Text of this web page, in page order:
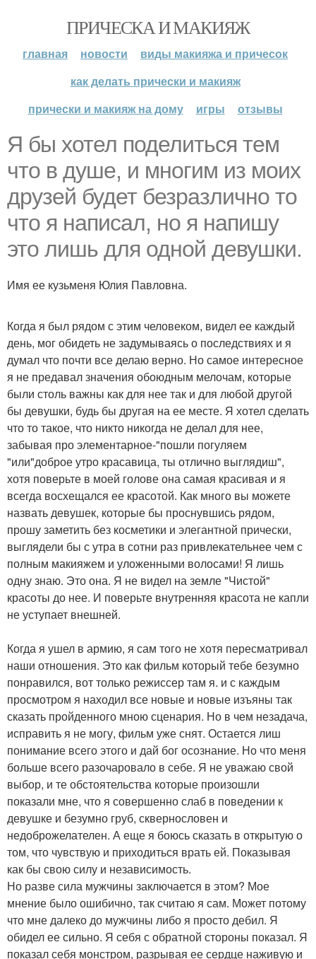
ПРИЧЕСКА И МАКИЯЖ
главная новости
виды макияжа и причесок
как делать прически и макияж
прически и макияж на дому
игры отзывы
Я бы хотел поделиться тем
что в душе, и многим из моих
друзей будет безразлично то
что я написал, но я напишу
это лишь для одной девушки.
Имя ее кузьменя Юлия Павловна.
Когда я был рядом с этим человеком, видел ее каждый
день, мог обидеть не задумываясь о последствиях и я
думал что почти все делаю верно. Но самое интересное
я не предавал значения обоюдным мелочам, которые
были столь важны как для нее так и для любой другой
бы девушки, будь бы другая на ее месте. Я хотел сделать
что то такое, что никто никогда не делал для нее,
забывая про элементарное-"пошли погуляем
"или"доброе утро красавица, ты отлично выглядиш",
хотя поверьте в моей голове она самая красивая и я
всегда восхещался ее красотой. Как много вы можете
назвать девушек, которые бы проснувшись рядом,
прошу заметить без косметики и элегантной прически,
выглядели бы с утра в сотни раз привлекательнее чем с
полным макияжем и уложенными волосами! Я лишь
одну знаю. Это она. Я не видел на земле "Чистой"
красоты до нее. И поверьте внутренняя красота не капли
не уступает внешней.
Когда я ушел в армию, я сам того не хотя пересматривал
наши отношения. Это как фильм который тебе безумно
понравился, вот только режиссер там я. и с каждым
просмотром я находил все новые и новые изъяны так
сказать пройденного мною сценария. Но в чем незадача,
исправить я не могу, фильм уже снят. Остается лиш
понимание всего этого и дай бог осознание. Но что меня
больше всего разочаровало в себе. Я не уважаю свой
выбор, и те обстоятельства которые произошли
показали мне, что я совершенно слаб в поведении к
девушке и безумно груб, сквернословен и
недоброжелателен. А еще я боюсь сказать в открытую о
том, что чувствую и приходиться врать ей. Показывая
как бы свою силу и независимость.
Но разве сила мужчины заключается в этом? Мое
мнение было ошибично, так считаю я сам. Может потому
что мне далеко до мужчины либо я просто дебил. Я
обидел ее сильно. Я себя с обратной стороны показал. Я
показал себя монстром, разрывая ее сердце наживую и